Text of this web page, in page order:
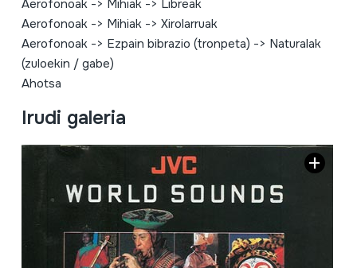
Aerofonoak-> Mihiak-> Libreak
Aerofonoak-> Mihiak-> Xirolarruak
Aerofonoak-> Ezpain bibrazio (tronpeta) -> Naturalak
(zuloekin / gabe)
Ahotsa
Irudi galeria